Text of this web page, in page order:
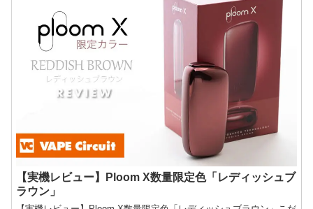
【実機レビュー】Ploom X数量限定色「レディッシュブ
ラウン」